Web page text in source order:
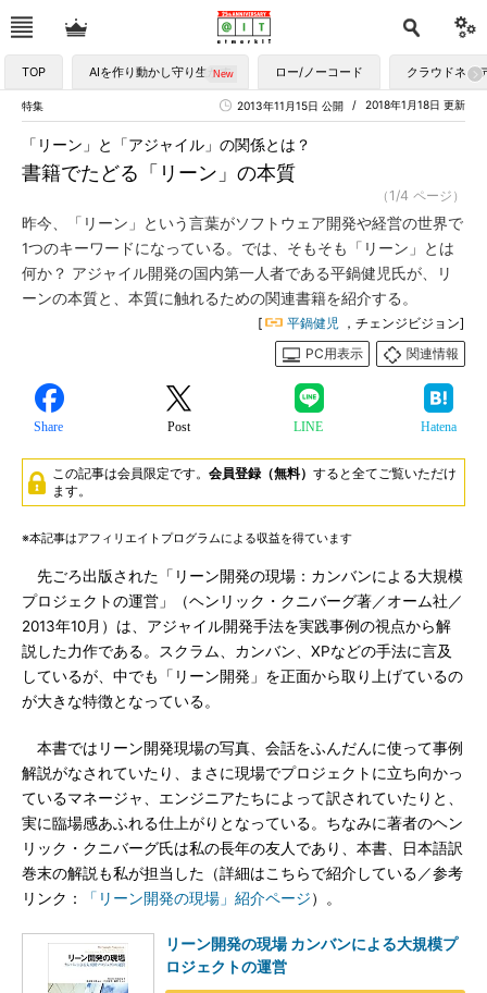
TOP AIを作り動かし守り生かす ロー/ノーコード クラウドネイ
特集 2018年1月18日 更新
2013年11月15日 公開
書籍でたどる「リーン」の本質
「リーン」と「アジャイル」の関係とは？
（1/4 ページ）
昨今、「リーン」という言葉がソフトウェア開発や経営の世界で
1つのキーワードになっている。では、そもそも「リーン」とは
何か？ アジャイル開発の国内第一人者である平鍋健児氏が、リ
ーンの本質と、本質に触れるための関連書籍を紹介する。
[ 平鍋健児 ，チェンジビジョン]
PC用表示
関連情報
Share Post LINE Hatena
この記事は会員限定です。 会員登録（無料） すると全てご覧いただけ
ます。
※本記事はアフィリエイトプログラムによる収益を得ています
先ごろ出版された「リーン開発の現場：カンバンによる大規模
プロジェクトの運営」（ヘンリック・クニバーグ著／オーム社／
2013年10月）は、アジャイル開発手法を実践事例の視点から解
説した力作である。スクラム、カンバン、XPなどの手法に言及
しているが、中でも「リーン開発」を正面から取り上げているの
が大きな特徴となっている。
本書ではリーン開発現場の写真、会話をふんだんに使って事例
解説がなされていたり、まさに現場でプロジェクトに立ち向かっ
ているマネージャ、エンジニアたちによって訳されていたりと、
実に臨場感あふれる仕上がりとなっている。ちなみに著者のヘン
リック・クニバーグ氏は私の長年の友人であり、本書、日本語訳
巻末の解説も私が担当した（詳細はこちらで紹介している／参考
リンク：
「リーン開発の現場」紹介ページ）。
リーン開発の現場 カンバンによる大規模プ
ロジェクトの運営